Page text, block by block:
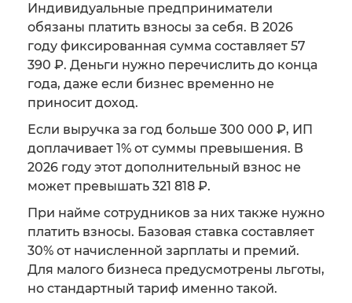
Индивидуальные предприниматели
обязаны платить взносы за себя. В 2026
году фиксированная сумма составляет 57
390 ₽. Деньги нужно перечислить до конца
года, даже если бизнес временно не
приносит доход.
Если выручка за год больше 300 000 ₽, ИП
доплачивает 1% от суммы превышения. В
2026 году этот дополнительный взнос не
может превышать 321 818 ₽.
При найме сотрудников за них также нужно
платить взносы. Базовая ставка составляет
30% от начисленной зарплаты и премий.
Для малого бизнеса предусмотрены льготы,
но стандартный тариф именно такой.